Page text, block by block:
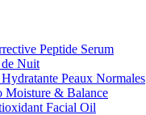
Peptide Serum
Nuit
Peaux Normales
Moisture & Balance
Facial Oil